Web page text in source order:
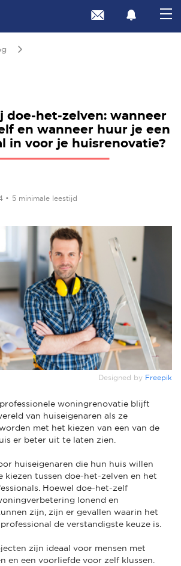
doe-het-zelven: wanneer
en wanneer huur je een
in voor je huisrenovatie?
• 5 minimale leestijd
Designed by Freepik
woningrenovatie blijft
van huiseigenaren als ze
met het kiezen van een van de
er beter uit te laten zien.
huiseigenaren die hun huis willen
kiezen tussen doe-het-zelven en het
Hoewel doe-het-zelf
lonend en
zijn, zijn er gevallen waarin het
de verstandigste keuze is.
zijn ideaal voor mensen met
en een voorliefde voor zelf klussen.